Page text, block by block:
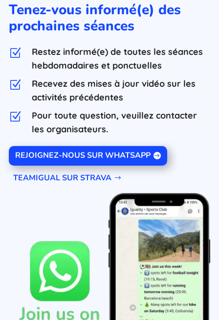
Tenez-vous informé(e) des
prochaines séances
Z
Restez informé(e) de toutes les séances
hebdomadaires et ponctuelles
Z
Recevez des mises à jour vidéo sur les
activités précédentes
Z
Pour toute question, veuillez contacter
les organisateurs.
REJOIGNEZ-NOUS SUR WHATSAPP
TEAMIGUAL SUR STRAVA